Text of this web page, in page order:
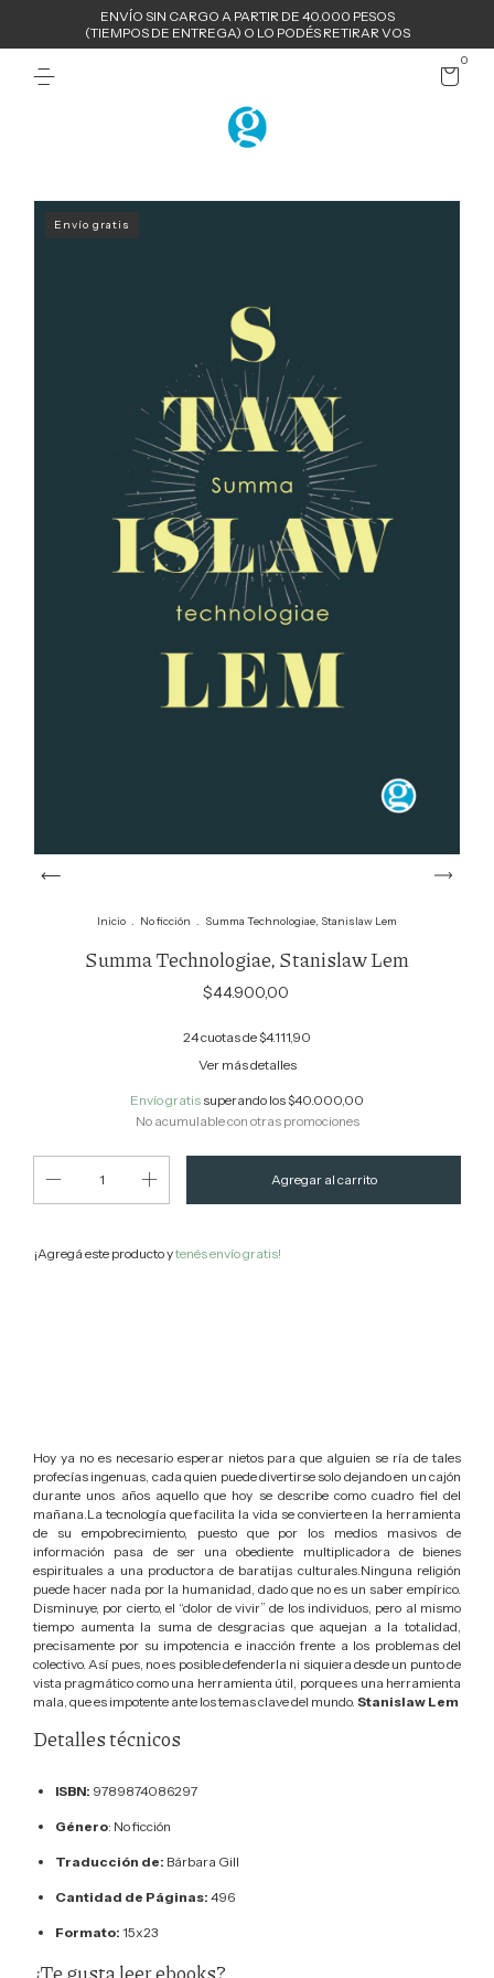
ENVÍO SIN CARGO A PARTIR DE 40.000 PESOS
(TIEMPOS DE ENTREGA) O LO PODÉS RETIRAR VOS
0
Envío gratis
Inicio . No ficción . Summa Technologiae, Stanislaw Lem
Summa Technologiae, Stanislaw Lem
$44.900,00
24cuotas de$4.111,90
Ver más detalles
Envío gratis superando los$40.000,00
No acumulable con otras promociones
¡Agregá este producto ytenés envío gratis!
Hoy ya no es necesario esperar nietos para que alguien se ría de tales
profecías ingenuas, cada quien puede divertirse solo dejando en un cajón
durante unos años aquello que hoy se describe como cuadro fiel del
mañana.La tecnología que facilita la vida se convierte en la herramienta
de su empobrecimiento, puesto que por los medios masivos de
información pasa de ser una obediente multiplicadora de bienes
espirituales a una productora de baratijas culturales.Ninguna religión
puede hacer nada por la humanidad, dado que no es un saber empírico.
Disminuye, por cierto, el “dolor de vivir” de los individuos, pero al mismo
tiempo aumenta la suma de desgracias que aquejan a la totalidad,
precisamente por su impotencia e inacción frente a los problemas del
colectivo. Así pues, no es posible defenderla ni siquiera desde un punto de
vista pragmático como una herramienta útil, porque es una herramienta
mala, que es impotente ante los temas clave del mundo. Stanislaw Lem
Detalles técnicos
ISBN: 9789874086297
Género: No ficción
Traducción de: Bárbara Gill
Cantidad de Páginas: 496
Formato: 15x23